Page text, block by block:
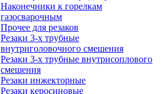
Наконечники к горелкам
газосварочным
Прочее для резаков
Резаки 3-х трубные
внутриголовочного смешения
Резаки 3-х трубные внутрисоплового
смешения
Резаки инжекторные
Резаки керосиновые